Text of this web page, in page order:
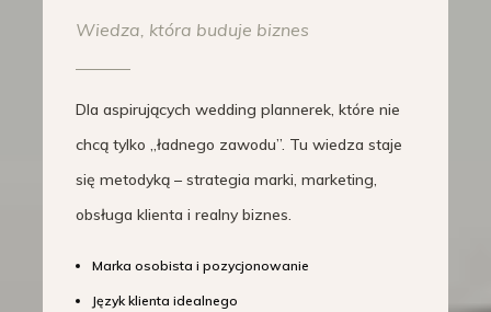
Wiedza, która buduje biznes
Dla aspirujących wedding plannerek, które nie
chcą tylko „ładnego zawodu”. Tu wiedza staje
się metodyką – strategia marki, marketing,
obsługa klienta i realny biznes.
Marka osobista i pozycjonowanie
Język klienta idealnego